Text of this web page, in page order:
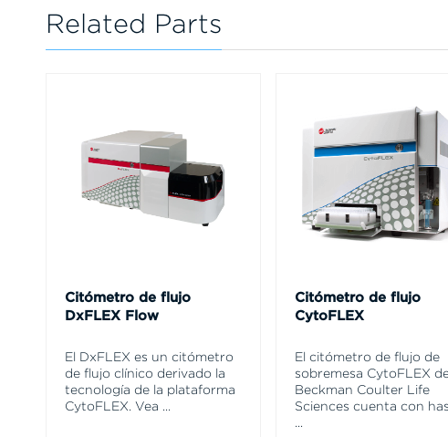
Related Parts
Citómetro de flujo
DxFLEX Flow
El DxFLEX es un citómetro
de flujo clínico derivado la
tecnología de la plataforma
CytoFLEX. Vea ...
Citómetro de flujo
CytoFLEX
El citómetro de flujo de
sobremesa CytoFLEX
Beckman Coulter Life
Sciences cuenta con
...